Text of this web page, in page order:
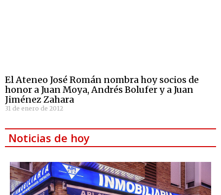
El Ateneo José Román nombra hoy socios de
honor a Juan Moya, Andrés Bolufer y a Juan
Jiménez Zahara
31 de enero de 2012
Noticias de hoy